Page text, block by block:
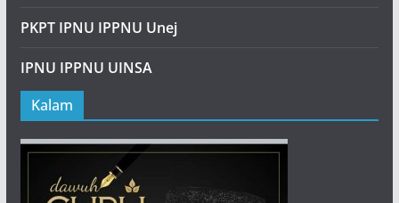
PKPT IPNU IPPNU Unej
IPNU IPPNU UINSA
Kalam